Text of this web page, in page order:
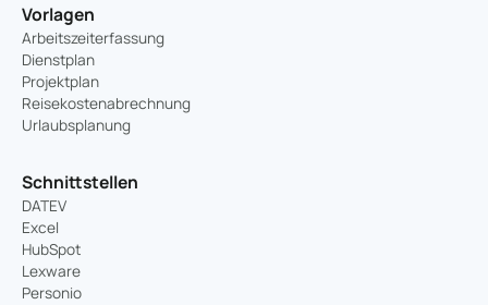
Vorlagen
Arbeitszeiterfassung
Dienstplan
Projektplan
Reisekostenabrechnung
Urlaubsplanung
Schnittstellen
DATEV
Excel
HubSpot
Lexware
Personio